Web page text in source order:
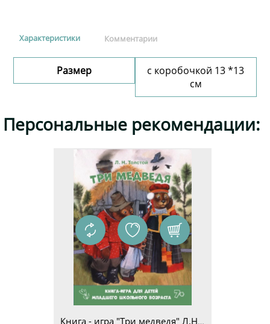
Характеристики Комментарии
Размер
с коробочкой 13 *13
см
Персональные рекомендации:
Книга - игра "Три медведя" Л.Н.Толстой для детей младшего школьного возраста 7+